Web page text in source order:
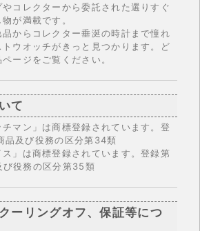
コレクターから委託された選りすぐ
が満載です。
からコレクター垂涎の時計まで憧れ
ウオッチがきっと見つかります。ど
ージをご覧ください。
て
チマン」は商標登録されています。登
及び役務の区分第34類
ス」は商標登録されています。登録第
役務の区分第35類
ーリングオフ、保証等につ